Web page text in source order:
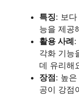
특징: 보
능을 제공
활용 사례:
각화 기능
데 유리해
장점: 높
공이 강점